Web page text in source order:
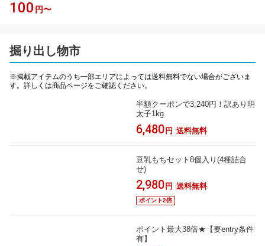
100 円〜
掘り出し物市
※掲載アイテムのうち一部エリアによっては送料無料でない場合がございま
す。詳しくは商品ページをご確認ください。
半額クーポンで3,240円！訳あり明
太子1kg
6,480 円 送料無料
豆乳もちセット8個入り(4種詰合
せ)
2,980 円 送料無料
ポイント2倍
ポイント最大38倍★【要entry条件
有】